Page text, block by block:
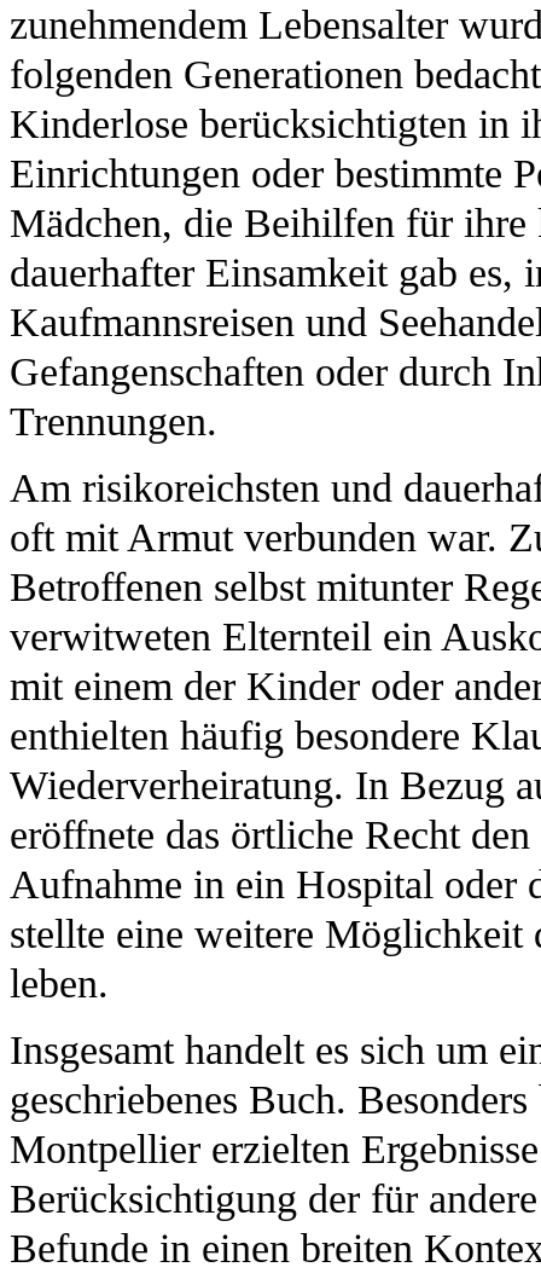
zunehmendem Lebensalter
folgenden Generationen
Kinderlose berücksichtigten in
Einrichtungen oder bestimmte
Mädchen, die Beihilfen für
dauerhafter Einsamkeit gab es,
Kaufmannsreisen und
Gefangenschaften oder durch
Trennungen.
Am risikoreichsten und
oft mit Armut verbunden war.
Betroffenen selbst mitunter
verwitweten Elternteil ein
mit einem der Kinder oder
enthielten häufig besondere
Wiederverheiratung. In Bezug
eröffnete das örtliche Recht
Aufnahme in ein Hospital oder
stellte eine weitere Möglichkeit
leben.
Insgesamt handelt es sich um
geschriebenes Buch.
Montpellier erzielten
Berücksichtigung der für
Befunde in einen breiten